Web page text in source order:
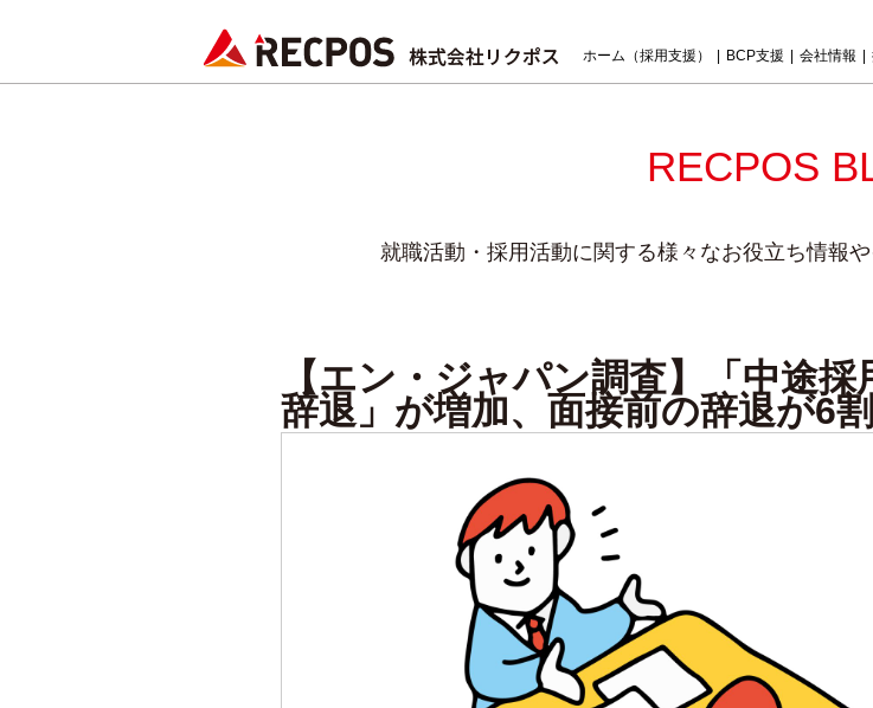
ホーム（採用支援） BCP支援 会社情報
RECPOS
就職活動・採用活動に関する様々なお役立ち情報
【エン・ジャパン調査】「中途採
辞退」が増加、面接前の辞退が6割